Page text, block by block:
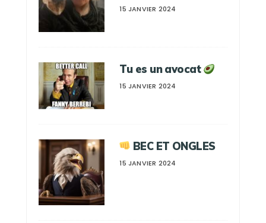
15 JANVIER 2024
Tu es un avocat
15 JANVIER 2024
BEC ET ONGLES
15 JANVIER 2024